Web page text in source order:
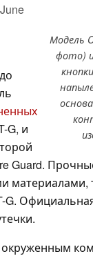
Модель
фото)
G, и
Guard.
материалами,